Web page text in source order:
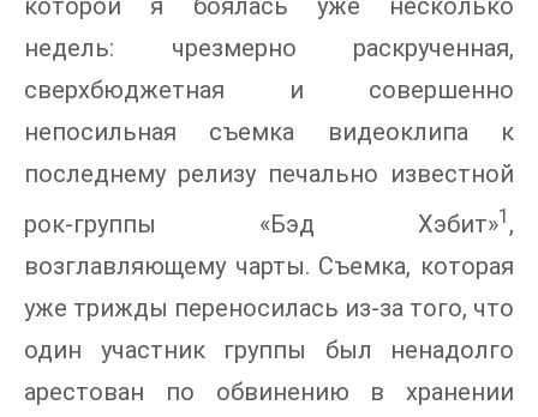
которой я боялась уже несколько
недель: чрезмерно раскрученная,
сверхбюджетная и совершенно
непосильная съемка видеоклипа к
последнему релизу печально известной
рок-группы «Бэд Хэбит»1 ,
возглавляющему чарты. Съемка, которая
уже трижды переносилась из-за того, что
один участник группы был ненадолго
арестован по обвинению в хранении